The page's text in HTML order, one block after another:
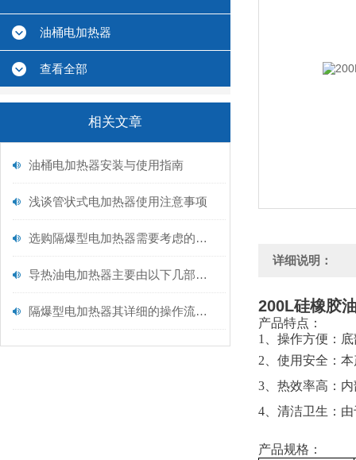
油桶电加热器
查看全部
相关文章
油桶电加热器安装与使用指南
浅谈管状式电加热器使用注意事项
选购隔爆型电加热器需要考虑的因素
导热油电加热器主要由以下几部分构成
隔爆型电加热器其详细的操作流程如下
详细说明：
200L硅橡胶
产品特点：
1、操作方便：
2、使用安全：
3、热效率高：
4、清洁卫生：
产品规格：